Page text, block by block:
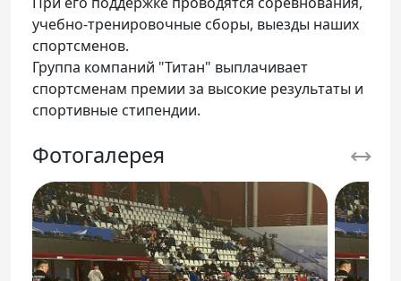
учебно-тренировочные сборы, выезды наших
спортсменов.
Группа компаний "Титан" выплачивает
спортсменам премии за высокие результаты и
спортивные стипендии.
Фотогалерея